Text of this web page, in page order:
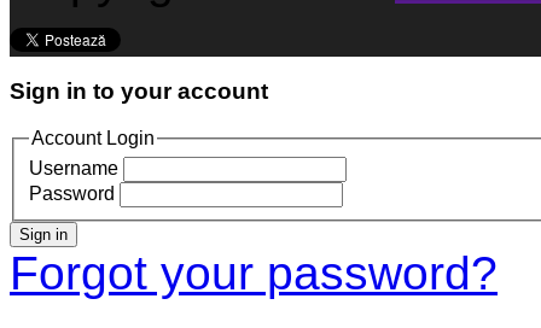
Sign in to your account
Account Login
Username
Password
Sign in
Forgot your password?